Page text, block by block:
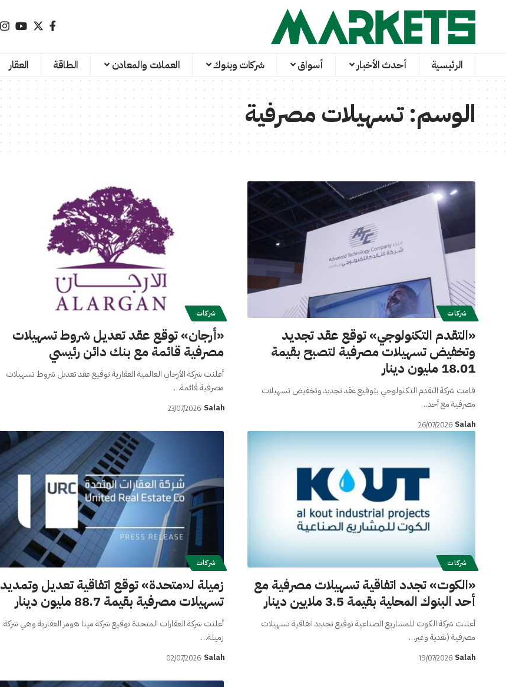
الرئيسية أحدث الأخبار أسواق شركات وبنوك العملات والمعادن الطاقة العقار
الوسم:تسهيلات مصرفية
شركات
«التقدم التكنولوجي» توقع عقد تجديد
وتخفيض تسهيلات مصرفية لتصبح بقيمة
18.01 مليون دينار
قامت شركة التقدم التكنولوجي بتوقيع عقد تجديد وتخفيض تسهيلات
مصرفية مع أحد…
Salah
26/07/2026
شركات
«أرجان» توقع عقد تعديل شروط تسهيلات
مصرفية قائمة مع بنك دائن رئيسي
أعلنت شركة الأرجان العالمية العقارية توقيع عقد تعديل شروط تسهيلات
مصرفية قائمة…
Salah
23/07/2026
شركات
«الكوت» تجدد اتفاقية تسهيلات مصرفية مع
أحد البنوك المحلية بقيمة 3.5 ملايين دينار
أعلنت شركة الكوت للمشاريع الصناعية توقيع تجديد اتفاقية تسهيلات
مصرفية (نقدية وغير…
Salah
19/07/2026
شركات
زميلة لـ«متحدة» توقع اتفاقية تعديل وتمديد
تسهيلات مصرفية بقيمة 88.7 مليون دينار
أعلنت شركة العقارات المتحدة توقيع شركة مينا هومز العقارية وهي شركة
زميلة…
Salah
02/07/2026